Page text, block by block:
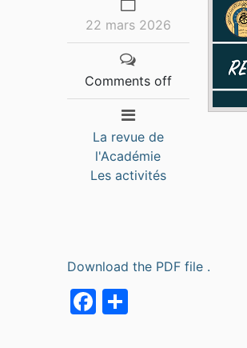
22 mars 2026
Comments off
La revue de
l'Académie
Les activités
Download the PDF file .
Facebook